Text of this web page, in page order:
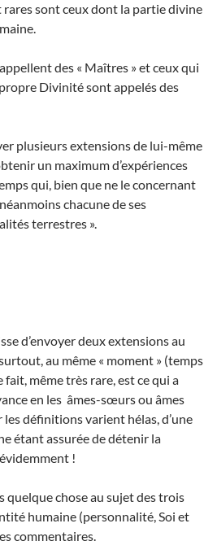
rares sont ceux dont la partie divine
des « Maîtres » et ceux qui
Divinité sont appelés des
plusieurs extensions de lui-même
un maximum d’expériences
qui, bien que ne le concernant
chacune de ses
terrestres ».
d’envoyer deux extensions au
au même « moment » (temps
même très rare, est ce qui a
en les âmes-sœurs ou âmes
les définitions varient hélas, d’une
étant assurée de détenir la
!
quelque chose au sujet des trois
humaine (personnalité, Soi et
commentaires.